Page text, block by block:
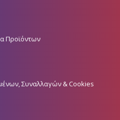
Προϊόντων
Συναλλαγών & Cookies